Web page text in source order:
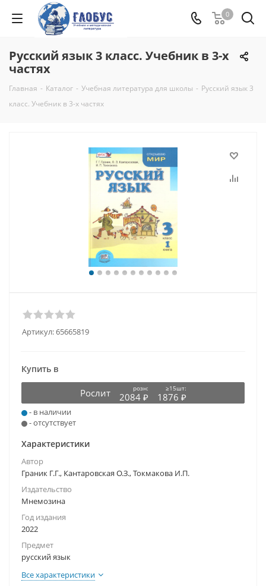
0
Русский язык 3 класс. Учебник в 3-х
частях
Главная - Каталог - Учебная литература для школы - Русский язык 3
класс. Учебник в 3-х частях
Артикул:65665819
Купить в
Рослит розн: ≥15шт:
2084 ₽ 1876 ₽
- в наличии
- отсутствует
Характеристики
Автор
Граник Г.Г., Кантаровская О.З., Токмакова И.П.
Издательство
Мнемозина
Год издания
2022
Предмет
русский язык
Все характеристики